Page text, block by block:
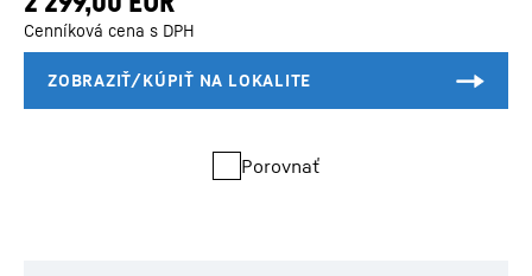
Cenníková cena s DPH
Porovnať